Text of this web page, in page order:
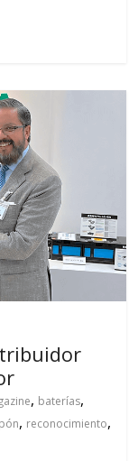
, baterías,
, reconocimiento,